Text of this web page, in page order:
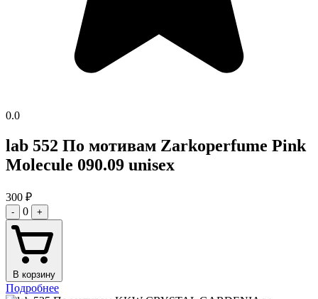
0.0
lab 552 По мотивам Zarkoperfume Pink
Molecule 090.09 unisex
300 ₽
- 0 +
В корзину
Подробнее